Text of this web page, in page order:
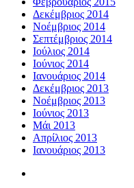
Δεκέμβριος 2014
Νοέμβριος 2014
Σεπτέμβριος 2014
Ιούλιος 2014
Ιούνιος 2014
Ιανουάριος 2014
Δεκέμβριος 2013
Νοέμβριος 2013
Ιούνιος 2013
Μάι 2013
Απρίλιος 2013
Ιανουάριος 2013